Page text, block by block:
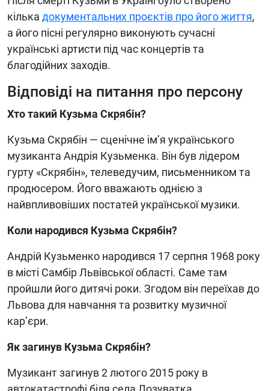
кілька документальних проєктів про його життя,
а його пісні регулярно виконують сучасні
українські артисти під час концертів та
благодійних заходів.
Відповіді на питання про персону
Хто такий Кузьма Скрябін?
Кузьма Скрябін — сценічне ім’я українського
музиканта Андрія Кузьменка. Він був лідером
гурту «Скрябін», телеведучим, письменником та
продюсером. Його вважають однією з
найвпливовіших постатей української музики.
Коли народився Кузьма Скрябін?
Андрій Кузьменко народився 17 серпня 1968 року
в місті Самбір Львівської області. Саме там
пройшли його дитячі роки. Згодом він переїхав до
Львова для навчання та розвитку музичної
кар’єри.
Як загинув Кузьма Скрябін?
Музикант загинув 2 лютого 2015 року в